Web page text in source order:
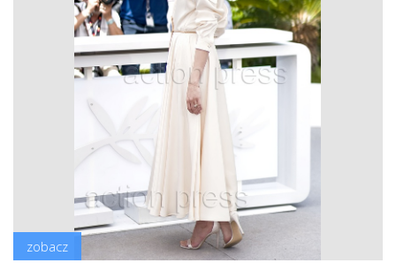
zobacz